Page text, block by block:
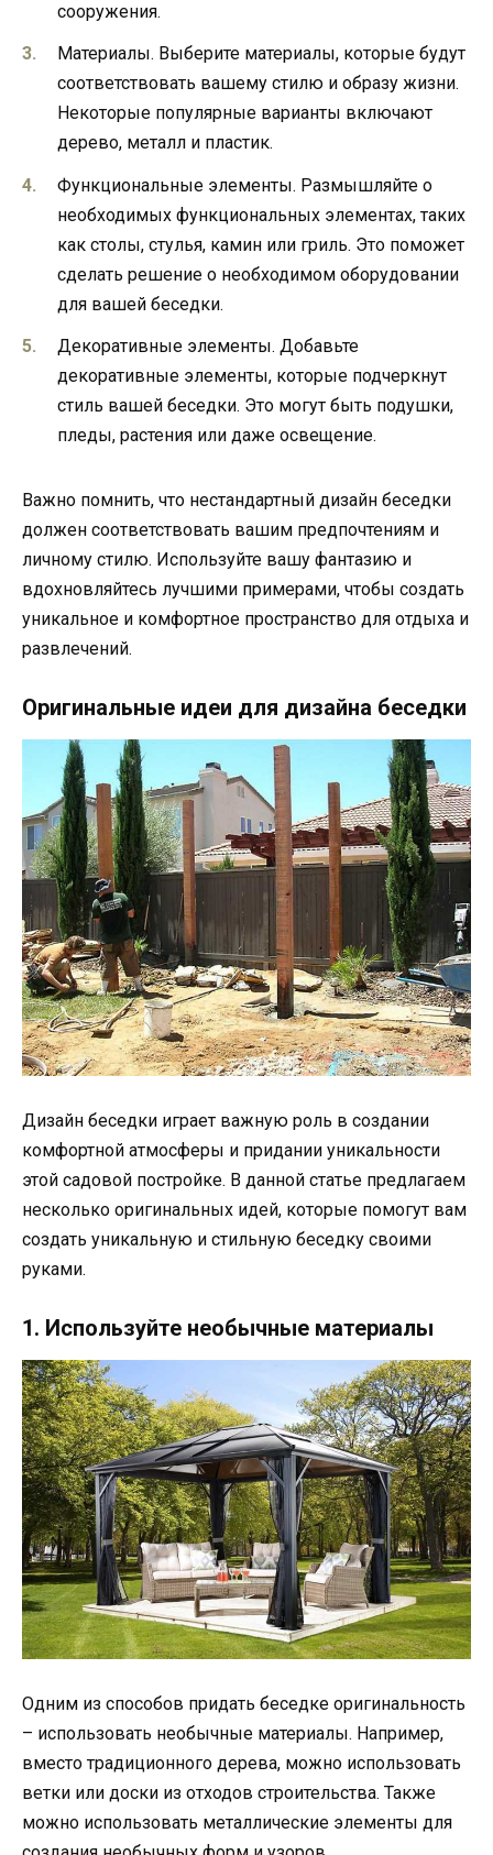
сооружения.
Материалы. Выберите материалы, которые будут
соответствовать вашему стилю и образу жизни.
Некоторые популярные варианты включают
дерево, металл и пластик.
Функциональные элементы. Размышляйте о
необходимых функциональных элементах, таких
как столы, стулья, камин или гриль. Это поможет
сделать решение о необходимом оборудовании
для вашей беседки.
Декоративные элементы. Добавьте
декоративные элементы, которые подчеркнут
стиль вашей беседки. Это могут быть подушки,
пледы, растения или даже освещение.
Важно помнить, что нестандартный дизайн беседки
должен соответствовать вашим предпочтениям и
личному стилю. Используйте вашу фантазию и
вдохновляйтесь лучшими примерами, чтобы создать
уникальное и комфортное пространство для отдыха и
развлечений.
Оригинальные идеи для дизайна беседки
Дизайн беседки играет важную роль в создании
комфортной атмосферы и придании уникальности
этой садовой постройке. В данной статье предлагаем
несколько оригинальных идей, которые помогут вам
создать уникальную и стильную беседку своими
руками.
1. Используйте необычные материалы
Одним из способов придать беседке оригинальность
– использовать необычные материалы. Например,
вместо традиционного дерева, можно использовать
ветки или доски из отходов строительства. Также
можно использовать металлические элементы для